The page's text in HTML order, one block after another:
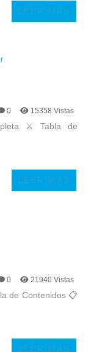
LEER MÁS
0
15358 Vistas
⚔️ Tabla de
LEER MÁS
0
21940 Vistas
de Contenidos 📋
LEER MÁS